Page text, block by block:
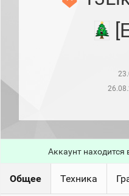
игроков
Статистика
стримеров
Аккаунт находится
Общее Техника